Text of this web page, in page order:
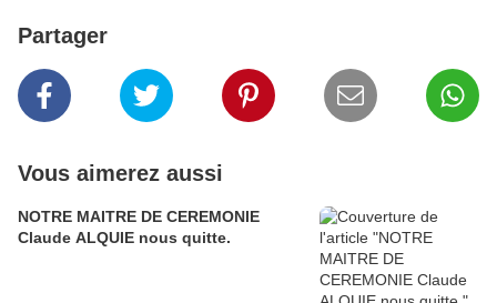
Partager
Vous aimerez aussi
NOTRE MAITRE DE CEREMONIE
Claude ALQUIE nous quitte.